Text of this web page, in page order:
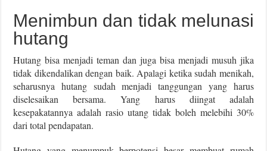
Menimbun dan tidak melunasi
hutang
Hutang bisa menjadi teman dan juga bisa menjadi musuh jika
tidak dikendalikan dengan baik. Apalagi ketika sudah menikah,
seharusnya hutang sudah menjadi tanggungan yang harus
diselesaikan bersama. Yang harus diingat adalah
kesepakatannya adalah rasio utang tidak boleh melebihi 30%
dari total pendapatan.